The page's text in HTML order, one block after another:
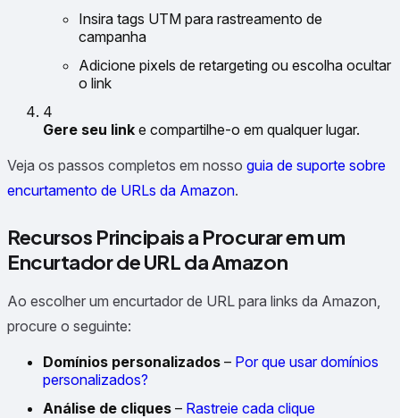
Insira tags UTM para rastreamento de
campanha
Adicione pixels de retargeting ou escolha ocultar
o link
4
Gere seu link e compartilhe-o em qualquer lugar.
Veja os passos completos em nosso guia de suporte sobre
encurtamento de URLs da Amazon.
Recursos Principais a Procurar em um
Encurtador de URL da Amazon
Ao escolher um encurtador de URL para links da Amazon,
procure o seguinte:
Domínios personalizados – Por que usar domínios
personalizados?
Análise de cliques – Rastreie cada clique